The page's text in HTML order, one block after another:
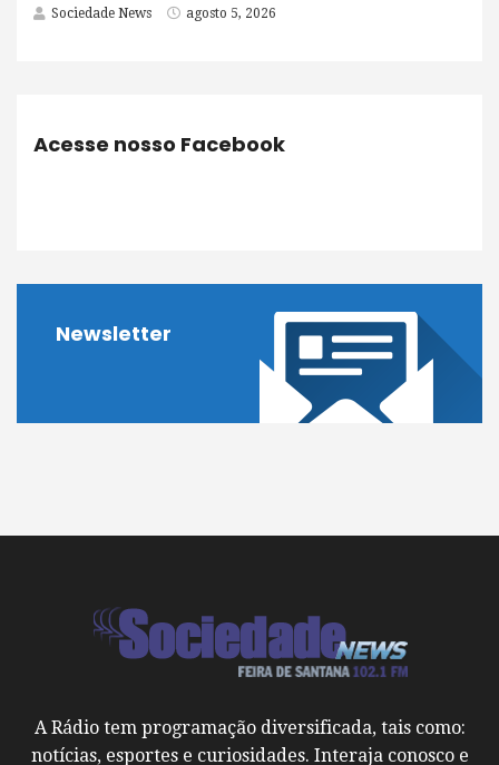
Sociedade News agosto 5, 2026
Acesse nosso Facebook
Newsletter
A Rádio tem programação diversificada, tais como:
notícias, esportes e curiosidades. Interaja conosco e